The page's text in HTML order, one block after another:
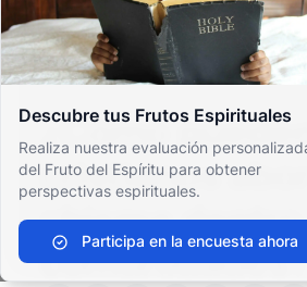
Descubre tus Frutos Espirituales
Realiza nuestra evaluación
del Fruto del Espíritu para obtener
perspectivas espirituales.
Participa en la encuesta ahora
Archivo de Preguntas
Cuestiones Morales y Éticas
Ética personal
¿Cómo pueden los cristianos
¿Cómo
cristianos
chisme